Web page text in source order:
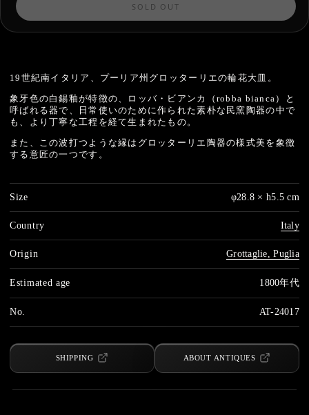
SOLD OUT
19世紀南イタリア、プーリア州グロッターリエの輪花大皿。
象牙色の白錫釉が特徴の、ロッバ・ビアンカ（robba bianca）と
呼ばれる器で、日常使いのために作られた素朴な民窯陶器の中で
も、より丁寧な工程を経て生まれたもの。
また、この波打つような縁は グロッターリエ陶器の様式美を象徴
する意匠の一つです。
Size φ28.8 × h5.5 cm
Country Italy
Origin Grottaglie, Puglia
Estimated age 1800年代
No. AT-24017
SHIPPING ABOUT ANTIQUES